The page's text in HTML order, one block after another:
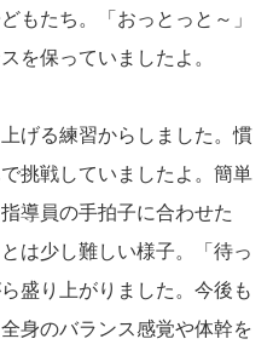
もたち。「おっとっと～」
を保っていましたよ。
げる練習からしました。慣
挑戦していましたよ。簡単
導員の手拍子に合わせた
は少し難しい様子。「待っ
盛り上がりました。今後も
身のバランス感覚や体幹を